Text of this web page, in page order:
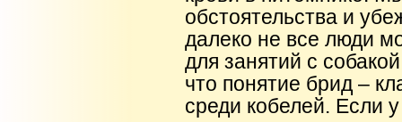
обстоятельства и
далеко не все люди
для занятий с
что понятие брид –
среди кобелей. Если